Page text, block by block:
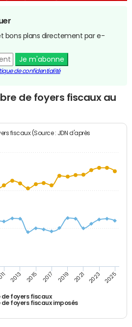
bons plans directement par e-
Je m'abonne
de confidentialité
de foyers fiscaux au
fiscaux (Source : JDN d'après
de foyers fiscaux
de foyers fiscaux imposés
2013 2015 2017 2019 2021 2023 2025